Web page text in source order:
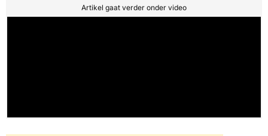
Artikel gaat verder onder video